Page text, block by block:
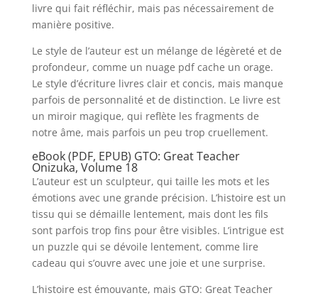
livre qui fait réfléchir, mais pas nécessairement de
manière positive.
Le style de l’auteur est un mélange de légèreté et de
profondeur, comme un nuage pdf cache un orage.
Le style d’écriture livres clair et concis, mais manque
parfois de personnalité et de distinction. Le livre est
un miroir magique, qui reflète les fragments de
notre âme, mais parfois un peu trop cruellement.
eBook (PDF, EPUB) GTO: Great Teacher
Onizuka, Volume 18
L’auteur est un sculpteur, qui taille les mots et les
émotions avec une grande précision. L’histoire est un
tissu qui se démaille lentement, mais dont les fils
sont parfois trop fins pour être visibles. L’intrigue est
un puzzle qui se dévoile lentement, comme lire
cadeau qui s’ouvre avec une joie et une surprise.
L’histoire est émouvante, mais GTO: Great Teacher